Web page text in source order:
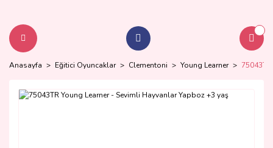
Anasayfa Eğitici Oyuncaklar Clementoni Young Learner